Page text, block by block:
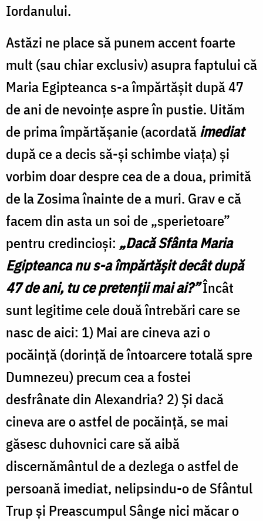
Iordanului.
Astăzi ne place să punem accent foarte
mult (sau chiar exclusiv) asupra faptului că
Maria Egipteanca s-a împărtăşit după 47
de ani de nevoinţe aspre în pustie. Uităm
de prima împărtăşanie (acordatăimediat
după ce a decis să-şi schimbe viaţa) şi
vorbim doar despre cea de a doua, primită
de la Zosima înainte de a muri. Grav e că
facem din asta un soi de „sperietoare”
pentru credincioşi: „Dacă Sfânta Maria
Egipteanca nu s-a împărtăşit decât după
47 de ani, tu ce pretenţii mai ai?”Încât
sunt legitime cele două întrebări care se
nasc de aici: 1) Mai are cineva azi o
pocăinţă (dorinţă de întoarcere totală spre
Dumnezeu) precum cea a fostei
desfrânate din Alexandria? 2) Şi dacă
cineva are o astfel de pocăinţă, se mai
găsesc duhovnici care să aibă
discernământul de a dezlega o astfel de
persoană imediat, nelipsindu-o de Sfântul
Trup şi Preascumpul Sânge nici măcar o